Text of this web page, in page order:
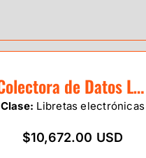
Colectora de Datos Leica CS35
Clase: Libretas electrónicas
$10,672.00 USD